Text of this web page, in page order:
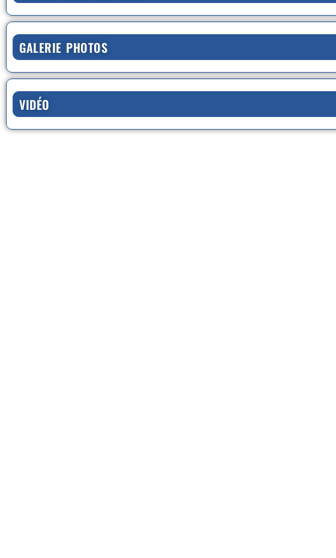
GALERIE PHOTOS
VIDÉO